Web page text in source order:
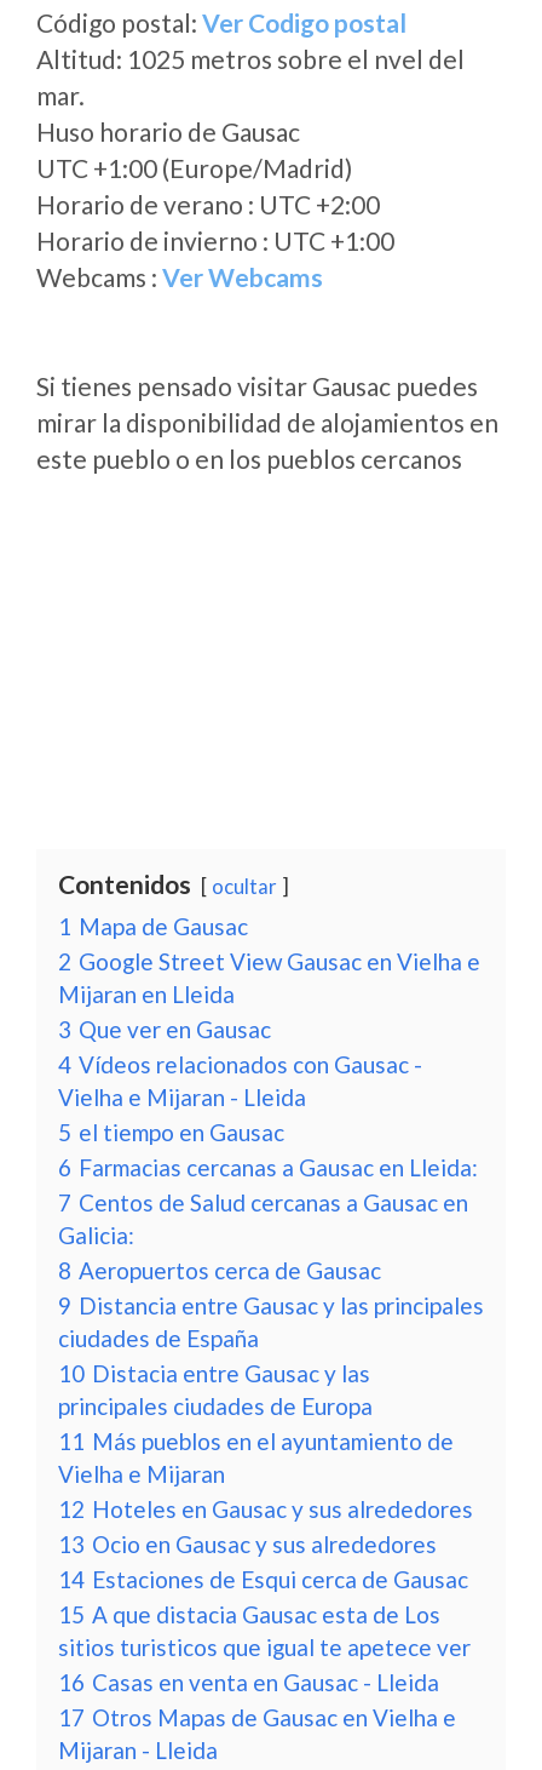
Código postal: Ver Codigo postal
Altitud: 1025 metros sobre el nvel del
mar.
Huso horario de Gausac
UTC +1:00 (Europe/Madrid)
Horario de verano : UTC +2:00
Horario de invierno : UTC +1:00
Webcams : Ver Webcams
Si tienes pensado visitar Gausac puedes
mirar la disponibilidad de alojamientos en
este pueblo o en los pueblos cercanos
Contenidos ocultar
1 Mapa de Gausac
2 Google Street View Gausac en Vielha e
Mijaran en Lleida
3 Que ver en Gausac
4 Vídeos relacionados con Gausac -
Vielha e Mijaran - Lleida
5 el tiempo en Gausac
6 Farmacias cercanas a Gausac en Lleida:
7 Centos de Salud cercanas a Gausac en
Galicia:
8 Aeropuertos cerca de Gausac
9 Distancia entre Gausac y las principales
ciudades de España
10 Distacia entre Gausac y las
principales ciudades de Europa
11 Más pueblos en el ayuntamiento de
Vielha e Mijaran
12 Hoteles en Gausac y sus alrededores
13 Ocio en Gausac y sus alrededores
14 Estaciones de Esqui cerca de Gausac
15 A que distacia Gausac esta de Los
sitios turisticos que igual te apetece ver
16 Casas en venta en Gausac - Lleida
17 Otros Mapas de Gausac en Vielha e
Mijaran - Lleida